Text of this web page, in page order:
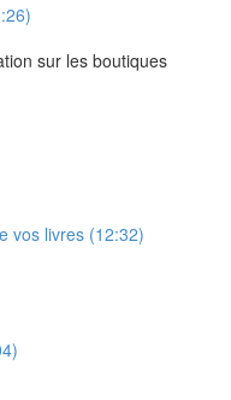
sur les boutiques
vos livres (12:32)